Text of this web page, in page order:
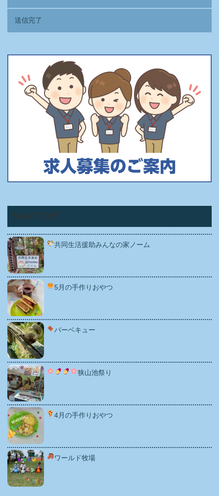
送信完了
NEWブログ
共同生活援助みんなの家ノーム
5月の手作りおやつ
バーベキュー
狭山池祭り
4月の手作りおやつ
ワールド牧場